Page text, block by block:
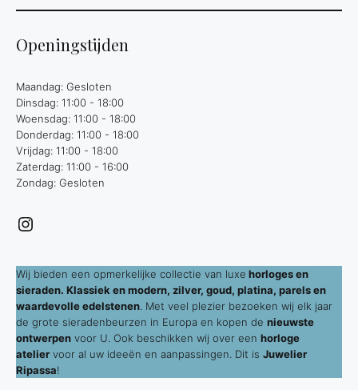
Openingstijden
Maandag: Gesloten
Dinsdag: 11:00 - 18:00
Woensdag: 11:00 - 18:00
Donderdag: 11:00 - 18:00
Vrijdag: 11:00 - 18:00
Zaterdag: 11:00 - 16:00
Zondag: Gesloten
Instagram
Wij bieden een opmerkelijke collectie van luxe horloges en
sieraden. Klassiek en modern, zilver, goud, platina, parels en
waardevolle edelstenen . Met veel plezier bezoeken wij elk jaar
de grote sieradenbeurzen in Europa en kopen de nieuwste
ontwerpen voor U. Ook beschikken wij over een horloge
atelier voor al uw ideeën en aanpassingen. Dit is Juwelier
Ripassa!